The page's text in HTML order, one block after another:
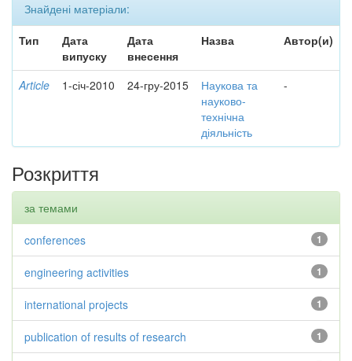
Знайдені матеріали:
Тип
Дата
випуску
Дата
внесення
Назва Автор(и)
Article 1-січ-2010 24-гру-2015
Наукова та
науково-
технічна
діяльність
-
Розкриття
за темами
1
conferences
1
engineering activities
1
international projects
1
publication of results of research